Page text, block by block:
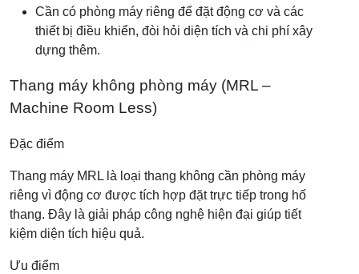
Cần có phòng máy riêng để đặt động cơ và các
thiết bị điều khiển, đòi hỏi diện tích và chi phí xây
dựng thêm.
Thang máy không phòng máy (MRL –
Machine Room Less)
Đặc điểm
Thang máy MRL là loại thang không cần phòng máy
riêng vì động cơ được tích hợp đặt trực tiếp trong hố
thang. Đây là giải pháp công nghệ hiện đại giúp tiết
kiệm diện tích hiệu quả.
Ưu điểm